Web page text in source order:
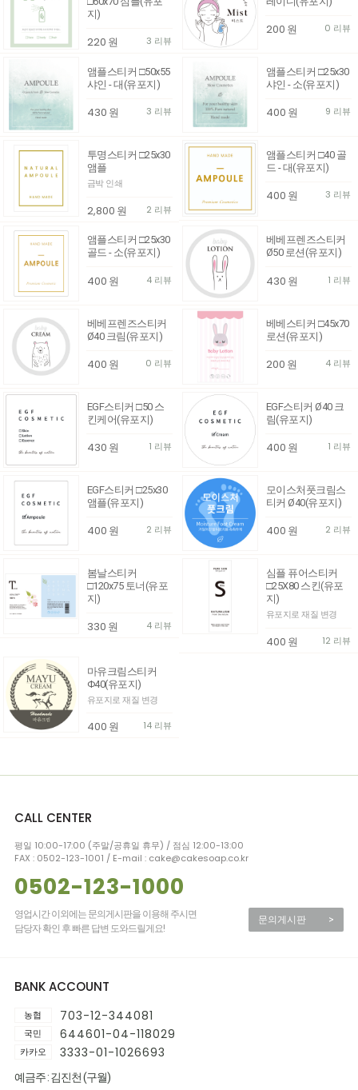
지)
220 원 3 리뷰
200 원 0 리뷰
앰플스티커 □50x55
샤인 - 대(유포지)
430 원 3 리뷰
앰플스티커 □25x30
샤인 - 소(유포지)
400 원 9 리뷰
투명스티커 □25x30
앰플
금박 인쇄
2,800 원 2 리뷰
앰플스티커 □40 골
드 - 대(유포지)
400 원 3 리뷰
앰플스티커 □25x30
골드 - 소(유포지)
400 원 4 리뷰
베베프렌즈스티커
Ø50 로션(유포지)
430 원 1 리뷰
베베프렌즈스티커
Ø40 크림(유포지)
400 원 0 리뷰
베베스티커 □45x70
로션(유포지)
200 원 4 리뷰
EGF스티커 □50 스
킨케어(유포지)
430 원 1 리뷰
EGF스티커 Ø40 크
림(유포지)
400 원 1 리뷰
EGF스티커 □25x30
앰플(유포지)
400 원 2 리뷰
모이스처풋크림스
티커 Ø40(유포지)
400 원 2 리뷰
봄날스티커
□120x75 토너(유포
지)
330 원 4 리뷰
심플 퓨어스티커
□25X80 스킨(유포
지)
유포지로 재질 변경
400 원 12 리뷰
마유크림스티커
Φ40(유포지)
유포지로 재질 변경
400 원 14 리뷰
CALL CENTER
평일 10:00-17:00 (주말/공휴일 휴무) / 점심 12:00-13:00
FAX : 0502-123-1001 / E-mail : cake@cakesoap.co.kr
0502-123-1000
영업시간 이외에는 문의게시판을 이용해 주시면
담당자 확인 후 빠른 답변 도와드릴게요!
문의게시판 >
BANK ACCOUNT
농협 703-12-344081
국민 644601-04-118029
카카오 3333-01-1026693
예금주 : 김진천 (구월)